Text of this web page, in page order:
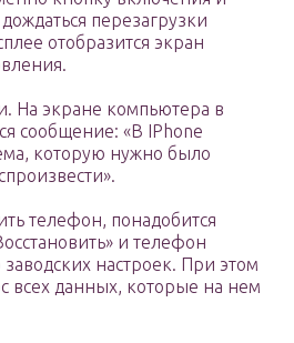
перезагрузки
отобразится экран
На экране компьютера в
сообщение: «В IPhone
которую нужно было
телефон, понадобится
и телефон
заводских настроек. При этом
всех данных, которые на нем